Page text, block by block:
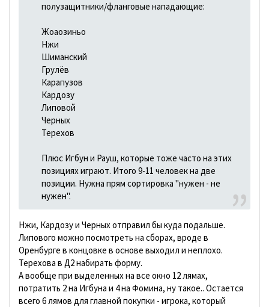
полузащитники/фланговые нападающие:
Жоаозиньо
Нжи
Шиманский
Грулёв
Карапузов
Кардозу
Липовой
Черных
Терехов
Плюс Игбун и Рауш, которые тоже часто на этих
позициях играют. Итого 9-11 человек на две
позиции. Нужна прям сортировка "нужен - не
нужен".
Нжи, Кардозу и Черных отправил бы куда подальше.
Липового можно посмотреть на сборах, вроде в
Оренбурге в концовке в основе выходил и неплохо.
Терехова в Д2 набирать форму.
А вообще при выделенных на все окно 12 лямах,
потратить 2 на Игбуна и 4 на Фомина, ну такое.. Остается
всего 6 лямов для главной покупки - игрока, который